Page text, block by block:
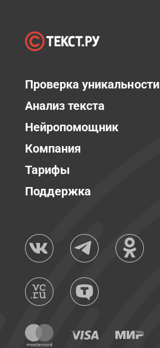
Проверка уникальности
Анализ текста
Нейропомощник
Компания
Тарифы
Поддержка